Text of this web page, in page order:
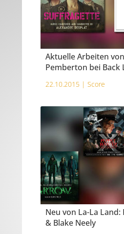
Aktuelle Arbeiten
Pemberton bei Back
22.10.2015 | Score
Neu von La-La Land:
& Blake Neely